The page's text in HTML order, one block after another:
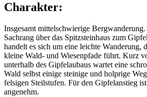
Charakter:
Insgesamt mittelschwierige
Sachrang über das Spitzsteinhaus zum
handelt es sich um eine leichte Wanderung,
kleine Wald- und Wiesenpfade führt. Kurz
unterhalb des Gipfelaubaus wartet eine
Wald selbst einige steinige und holprige
felsigen Steilstufen. Für den Gipfelanstieg
angenehm.